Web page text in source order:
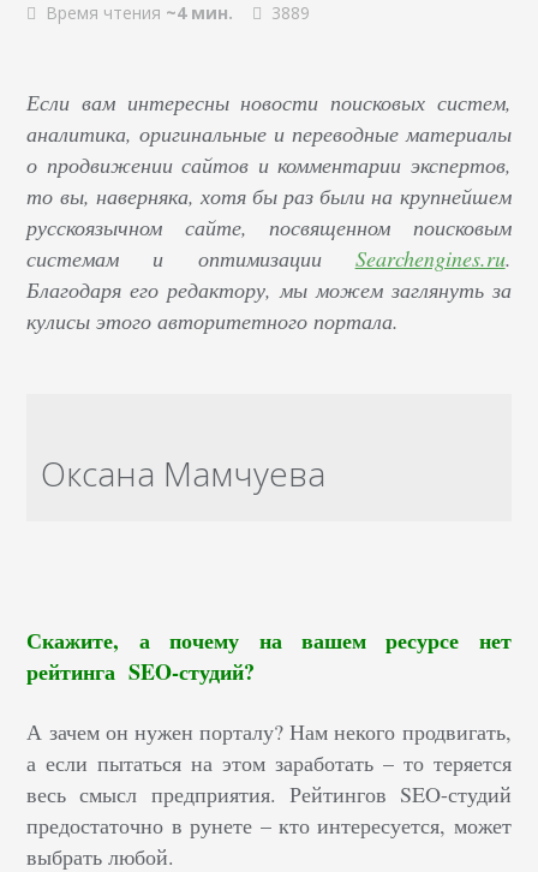
Время чтения ~4 мин. 3889
Если вам интересны новости поисковых систем,
аналитика, оригинальные и переводные материалы
о продвижении сайтов и комментарии экспертов,
то вы, наверняка, хотя бы раз были на крупнейшем
русскоязычном сайте, посвященном поисковым
системам и оптимизации Searchengines.ru.
Благодаря его редактору, мы можем заглянуть за
кулисы этого авторитетного портала.
Оксана Мамчуева
Скажите, а почему на вашем ресурсе нет
рейтинга SEO-студий?
А зачем он нужен порталу? Нам некого продвигать,
а если пытаться на этом заработать – то теряется
весь смысл предприятия. Рейтингов SEO-студий
предостаточно в рунете – кто интересуется, может
выбрать любой.